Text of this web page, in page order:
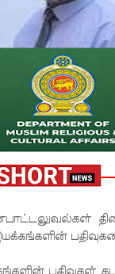
பதிவுகள்